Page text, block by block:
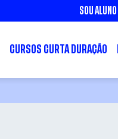
SOU ALUNO
CURSOS CURTA DURAÇÃO